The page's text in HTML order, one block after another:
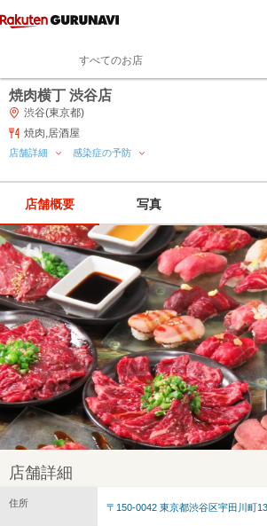
すべてのお店
焼肉横丁 渋谷店
渋谷(東京都)
焼肉,居酒屋
店舗詳細 感染症の予防
店舗概要 写真
店舗詳細
住所 〒150-0042 東京都渋谷区宇田川町